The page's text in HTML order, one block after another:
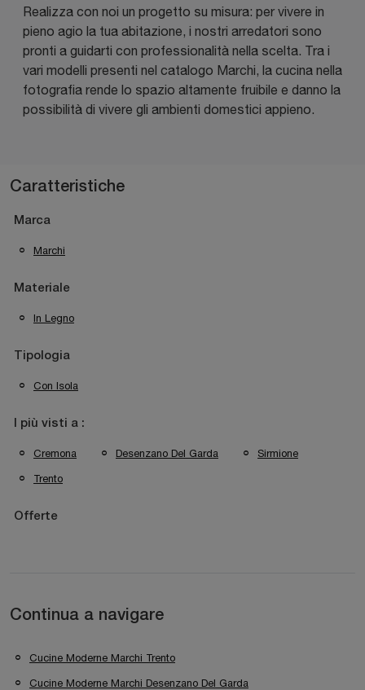
Realizza con noi un progetto su misura: per vivere in
pieno agio la tua abitazione, i nostri arredatori sono
pronti a guidarti con professionalità nella scelta. Tra i
vari modelli presenti nel catalogo Marchi, la cucina nella
fotografia rende lo spazio altamente fruibile e danno la
possibilità di vivere gli ambienti domestici appieno.
Caratteristiche
Marca
Marchi
Materiale
In Legno
Tipologia
Con Isola
I più visti a :
Cremona Desenzano Del Garda Sirmione
Trento
Offerte
Continua a navigare
Cucine Moderne Marchi Trento
Cucine Moderne Marchi Desenzano Del Garda